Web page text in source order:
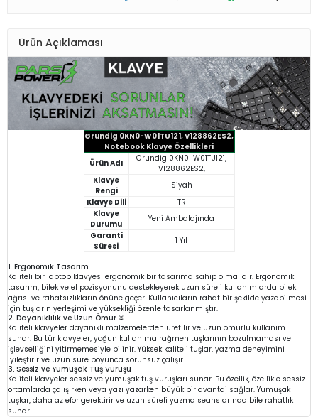
Ürün Açıklaması
Grundig 0KN0-W01TU121, V128862ES2,
Notebook Klavye Özellikleri
Ürün Adı
Grundig 0KN0-W01TU121,
V128862ES2,
Klavye
Rengi
Siyah
Klavye Dili
TR
Klavye
Durumu
Yeni Ambalajında
Garanti
Süresi
1 Yıl
1. Ergonomik Tasarım
Kaliteli bir laptop klavyesi ergonomik bir tasarıma sahip olmalıdır. Ergonomik
tasarım, bilek ve el pozisyonunu destekleyerek uzun süreli kullanımlarda bilek
ağrısı ve rahatsızlıkların önüne geçer. Kullanıcıların rahat bir şekilde yazabilmesi
için tuşların yerleşimi ve yüksekliği özenle tasarlanmıştır.
2. Dayanıklılık ve Uzun Ömür ⏳
Kaliteli klavyeler dayanıklı malzemelerden üretilir ve uzun ömürlü kullanım
sunar. Bu tür klavyeler, yoğun kullanıma rağmen tuşlarının bozulmaması ve
işlevselliğini yitirmemesiyle bilinir. Yüksek kaliteli tuşlar, yazma deneyimini
iyileştirir ve uzun süre boyunca sorunsuz çalışır.
3. Sessiz ve Yumuşak Tuş Vuruşu
Kaliteli klavyeler sessiz ve yumuşak tuş vuruşları sunar. Bu özellik, özellikle sessiz
ortamlarda çalışırken veya yazı yazarken büyük bir avantaj sağlar. Yumuşak
tuşlar, daha az efor gerektirir ve uzun süreli yazma seanslarında bile rahatlık
sunar.